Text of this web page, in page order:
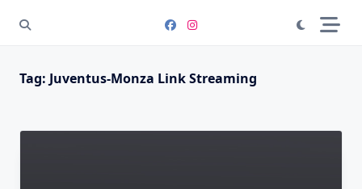
Tag: Juventus-Monza Link Streaming